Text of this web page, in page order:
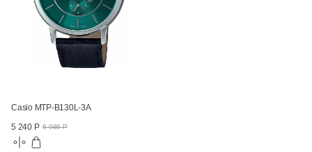
Casio MTP-B130L-3A
5 240 Р 6 986 Р